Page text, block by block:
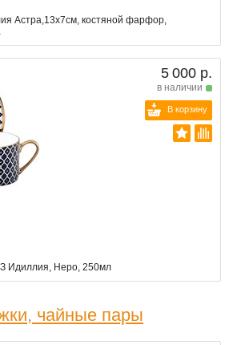
Астра,13x7см, костяной фарфор,
5 000 р.
в наличии
В корзину
Идиллия, Неро, 250мл
чайные пары